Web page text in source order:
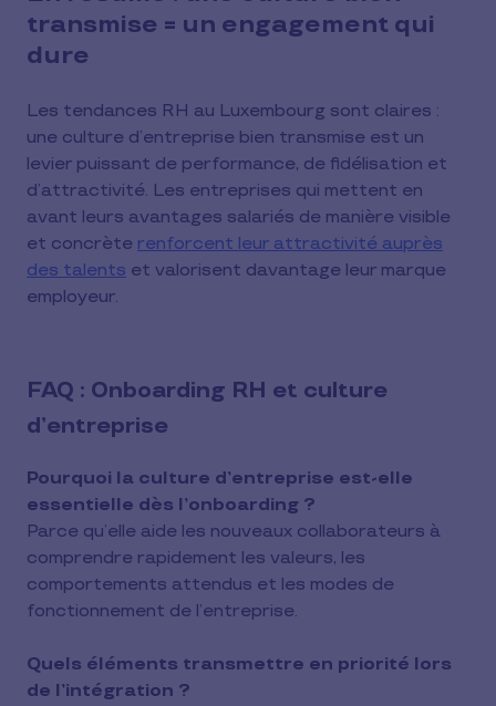
transmise = un engagement qui
dure
Les tendances RH au Luxembourg sont claires :
une culture d’entreprise bien transmise est un
levier puissant de performance, de fidélisation et
d’attractivité. Les entreprises qui mettent en
avant leurs avantages salariés de manière visible
et concrète renforcent leur attractivité auprès
des talents et valorisent davantage leur marque
employeur.
FAQ : Onboarding RH et culture
d’entreprise
Pourquoi la culture d’entreprise est-elle
essentielle dès l’onboarding ?
Parce qu’elle aide les nouveaux collaborateurs à
comprendre rapidement les valeurs, les
comportements attendus et les modes de
fonctionnement de l’entreprise.
Quels éléments transmettre en priorité lors
de l’intégration ?